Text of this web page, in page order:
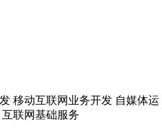
移动互联网业务开发 自媒体运
互联网基础服务